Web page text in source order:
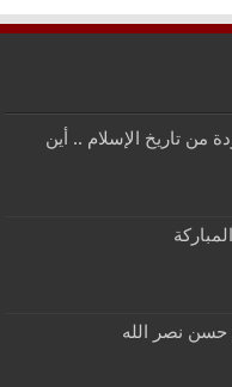
مفقودة من تاريخ الإسلام .. أين
حسن نصر الله